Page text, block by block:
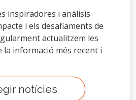
inspiradores i anàlisis
i els desafiaments de
actualitzem les
informació més recent i
notícies